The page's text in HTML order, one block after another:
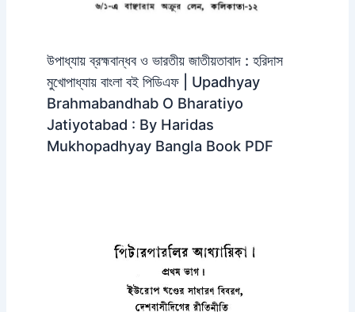
উপাধ্যায় ব্রহ্মবান্ধব ও ভারতীয় জাতীয়তাবাদ : হরিদাস
মুখোপাধ্যায় বাংলা বই পিডিএফ | Upadhyay
Brahmabandhab O Bharatiyo
Jatiyotabad : By Haridas
Mukhopadhyay Bangla Book PDF